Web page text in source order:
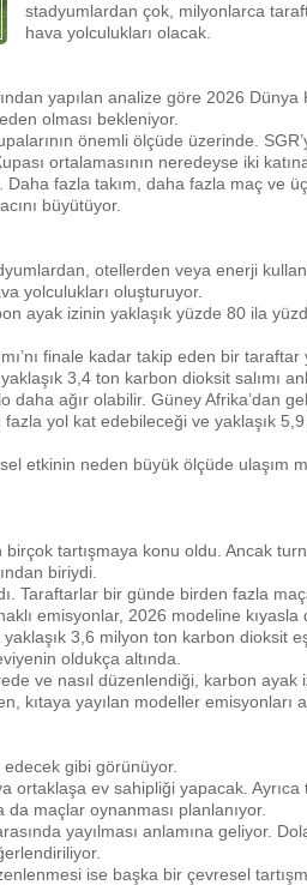
stadyumlardan çok, milyonlarca
hava yolculukları olacak.
yapılan analize göre 2026 Dünya
olması bekleniyor.
önemli ölçüde üzerinde.
ortalamasının neredeyse iki
fazla takım, daha fazla maç ve
büyütüyor.
otellerden veya enerji
yolculukları oluşturuyor.
ayak izinin yaklaşık yüzde 80 ila
finale kadar takip eden bir taraftar
3,4 ton karbon dioksit salımı
ağır olabilir. Güney Afrika’dan
yol kat edebileceği ve yaklaşık
etkinin neden büyük ölçüde ulaşım
tartışmaya konu oldu. Ancak
biriydi.
Taraftarlar bir günde birden fazla
emisyonlar, 2026 modeline kıyasla
3,6 milyon ton karbon dioksit
oldukça altında.
ve nasıl düzenlendiği, karbon ayak
kıtaya yayılan modeller emisyonları
gibi görünüyor.
ortaklaşa ev sahipliği yapacak. Ayrıca
da maçlar oynanması planlanıyor.
yayılması anlamına geliyor.
ise başka bir çevresel